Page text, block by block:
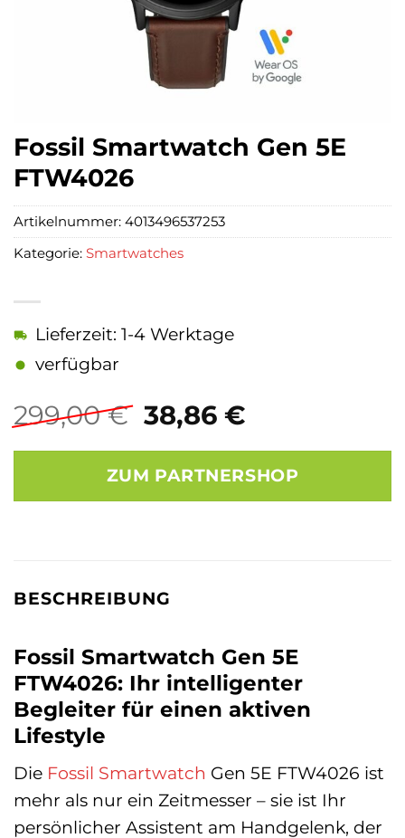
Fossil Smartwatch Gen 5E
FTW4026
299,00€ Ursprünglicher
Preis
war:
299,00 €
38,86 €Aktueller
ist:
38,86 €.
Lieferzeit: 1-4 Werktage
verfügbar
ZUM PARTNERSHOP
Artikelnummer: 4013496537253
Kategorie: Smartwatches
BESCHREIBUNG
Fossil Smartwatch Gen 5E
FTW4026: Ihr intelligenter
Begleiter für einen aktiven
Lifestyle
Die Fossil Smartwatch Gen 5E FTW4026 ist
mehr als nur ein Zeitmesser – sie ist Ihr
persönlicher Assistent am Handgelenk, der